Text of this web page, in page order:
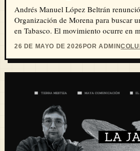
Andrés Manuel López Beltrán
Organización de Morena para buscar
en Tabasco. El movimiento ocurre en
internas con la dirigencia del partido,
abiertos y un marcado desplome
los recientes comicios municipales de
26 DE MAYO DE 2026 POR ADMIN